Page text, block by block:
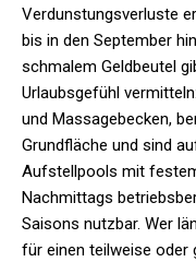
Verdunstungsverluste
bis in den September
schmalem Geldbeutel
Urlaubsgefühl
und Massagebecken,
Grundfläche und sind
Aufstellpools mit
Nachmittags
Saisons nutzbar. Wer
für einen teilweise oder